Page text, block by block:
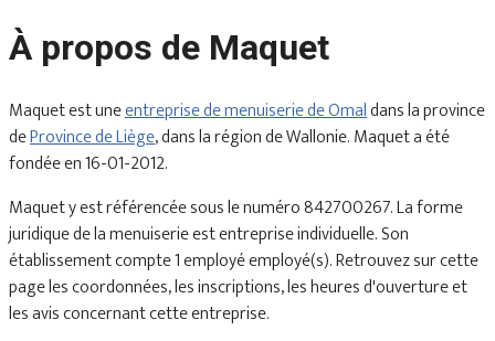
À propos de Maquet
Maquet est uneentreprise de menuiserie de Omaldans la province
deProvince de Liège, dans la région de Wallonie. Maquet a été
fondée en 16-01-2012.
Maquet y est référencée sous le numéro 842700267. La forme
juridique de la menuiserie est entreprise individuelle. Son
établissement compte 1 employé employé(s). Retrouvez sur cette
page les coordonnées, les inscriptions, les heures d'ouverture et
les avis concernant cette entreprise.